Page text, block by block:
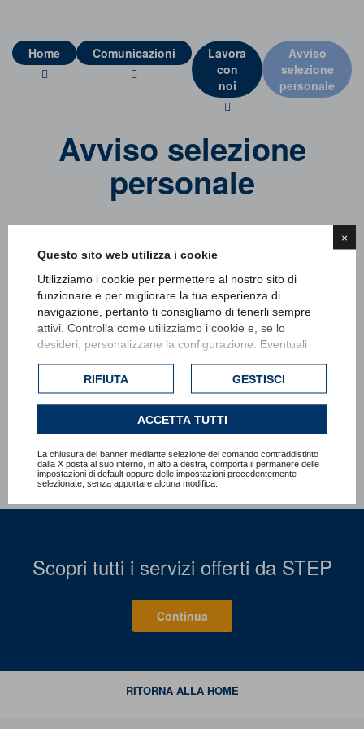
×
Questo sito web utilizza i cookie
Utilizziamo i cookie per permettere al nostro sito di
funzionare e per migliorare la tua esperienza di
navigazione, pertanto ti consigliamo di tenerli sempre
attivi. Controlla come utilizziamo i cookie e, se lo
desideri, personalizzane la configurazione. Eventuali
esclusivamente previa acquisizione del consenso
dell'utente.
Consulta l'informativa cookie completa.
RIFIUTA GESTISCI
ACCETTA TUTTI
La chiusura del banner mediante selezione del comando contraddistinto
dalla X posta al suo interno, in alto a destra, comporta il permanere delle
impostazioni di default oppure delle impostazioni precedentemente
selezionate, senza apportare alcuna modifica.
Home Comunicazioni
Lavora
con
noi
Avviso
selezione
personale
Avviso selezione
personale
Consulta le posizioni aperte
Carica il tuo cv accedendo alla sezioneLavora con noi
Tweet
Scopri tutti i servizi offerti da STEP
Continua
RITORNA ALLA HOME